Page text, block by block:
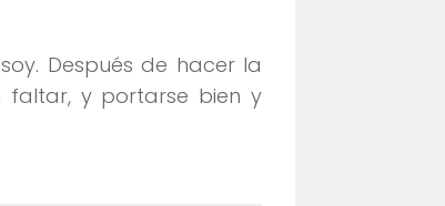
Después de hacer la
faltar, y portarse bien y